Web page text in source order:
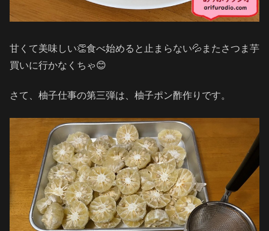
甘くて美味しい👏食べ始めると止まらない💦またさつま芋
買いに行かなくちゃ😊
さて、柚子仕事の第三弾は、柚子ポン酢作りです。